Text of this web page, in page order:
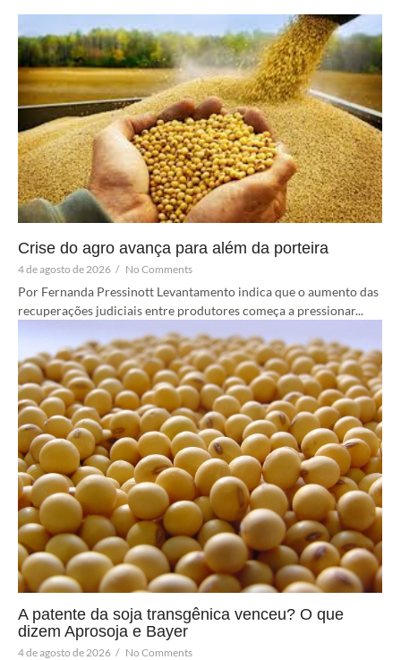
Crise do agro avança para além da porteira
4 de agosto de 2026 / No Comments
Por Fernanda Pressinott Levantamento indica que o aumento das
recuperações judiciais entre produtores começa a pressionar...
A patente da soja transgênica venceu? O que
dizem Aprosoja e Bayer
4 de agosto de 2026 / No Comments